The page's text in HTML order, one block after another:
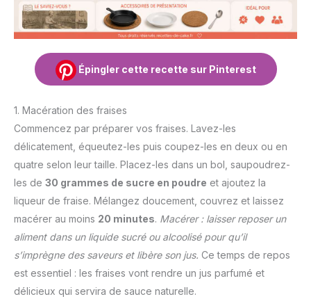
Épingler cette recette sur Pinterest
1. Macération des fraises
Commencez par préparer vos fraises. Lavez-les
délicatement, équeutez-les puis coupez-les en deux ou en
quatre selon leur taille. Placez-les dans un bol, saupoudrez-
les de 30 grammes de sucre en poudre et ajoutez la
liqueur de fraise. Mélangez doucement, couvrez et laissez
macérer au moins 20 minutes. Macérer : laisser reposer un
aliment dans un liquide sucré ou alcoolisé pour qu’il
s’imprègne des saveurs et libère son jus. Ce temps de repos
est essentiel : les fraises vont rendre un jus parfumé et
délicieux qui servira de sauce naturelle.